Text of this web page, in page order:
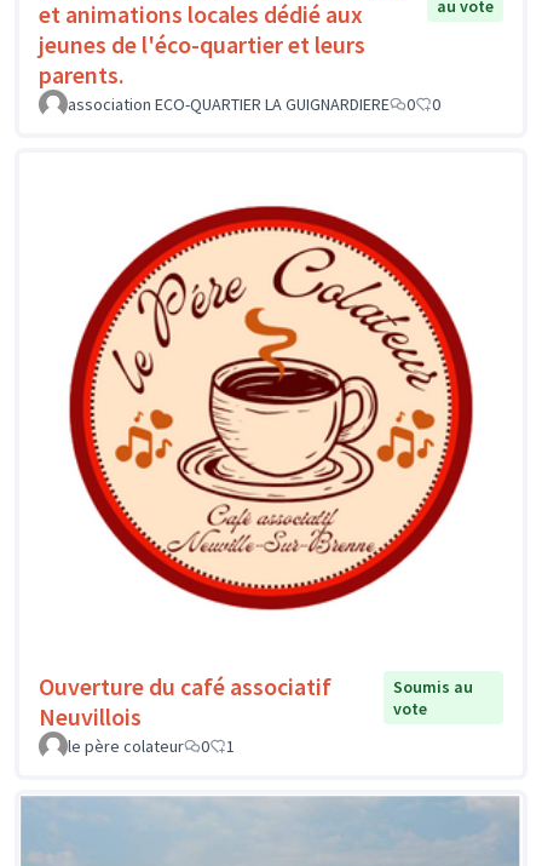
et animations locales dédié aux
jeunes de l'éco-quartier et leurs
parents.
au vote
association ECO-QUARTIER LA GUIGNARDIERE 0 0
Ouverture du café associatif
Neuvillois
Soumis au
vote
le père colateur
0 1